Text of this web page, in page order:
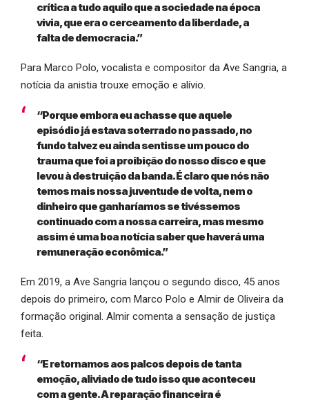
crítica a tudo aquilo que a sociedade na época
vivia, que era o cerceamento da liberdade, a
falta de democracia.”
Para Marco Polo, vocalista e compositor da Ave Sangria, a
notícia da anistia trouxe emoção e alívio.
“Porque embora eu achasse que aquele
episódio já estava soterrado no passado, no
fundo talvez eu ainda sentisse um pouco do
trauma que foi a proibição do nosso disco e que
levou à destruição da banda. É claro que nós não
temos mais nossa juventude de volta, nem o
dinheiro que ganharíamos se tivéssemos
continuado com a nossa carreira, mas mesmo
assim é uma boa notícia saber que haverá uma
remuneração econômica.”
Em 2019, a Ave Sangria lançou o segundo disco, 45 anos
depois do primeiro, com Marco Polo e Almir de Oliveira da
formação original. Almir comenta a sensação de justiça
feita.
“E retornamos aos palcos depois de tanta
emoção, aliviado de tudo isso que aconteceu
com a gente. A reparação financeira é